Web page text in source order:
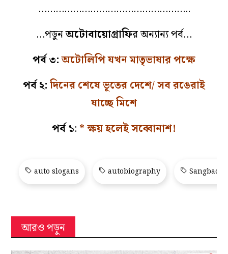
……………………………………………..
…পডুনঅটোবায়োগ্রাফির অন্যান্য পর্ব…
পর্ব ৩:অটোলিপি যখন মাতৃভাষার পক্ষে
পর্ব ২:দিনের শেষে ভূতের দেশে/ সব রঙেরাই
যাচ্ছে মিশে
পর্ব ১: * ক্ষয় হলেই সব্বোনাশ!
auto slogans autobiography Sangbad
আরও পড়ুন